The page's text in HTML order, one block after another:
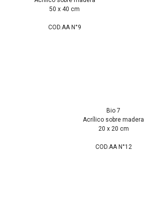
50 x 40 cm
COD.AA N°9
Bio 7
Acrílico sobre madera
20 x 20 cm
COD.AA N°12